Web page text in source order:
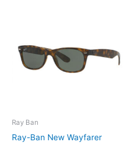
Ray Ban
Ray-Ban New Wayfarer